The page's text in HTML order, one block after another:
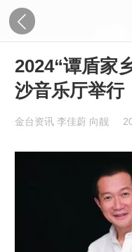
2024“谭盾家
沙音乐厅举行
金台资讯 李佳蔚 向靓